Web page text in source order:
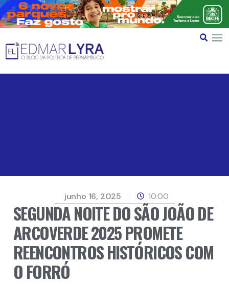
junho 16, 2025 10:00
SEGUNDA NOITE DO SÃO JOÃO DE
ARCOVERDE 2025 PROMETE
REENCONTROS HISTÓRICOS COM
O FORRÓ